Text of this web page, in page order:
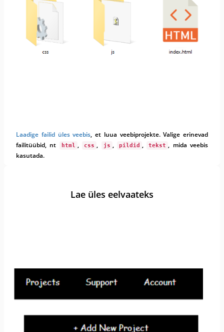
Laadige failid üles veebis, et luua veebiprojekte. Valige erinevad
failitüübid, nt
html , css , js , pildid , tekst , mida veebis
kasutada.
Lae üles eelvaateks